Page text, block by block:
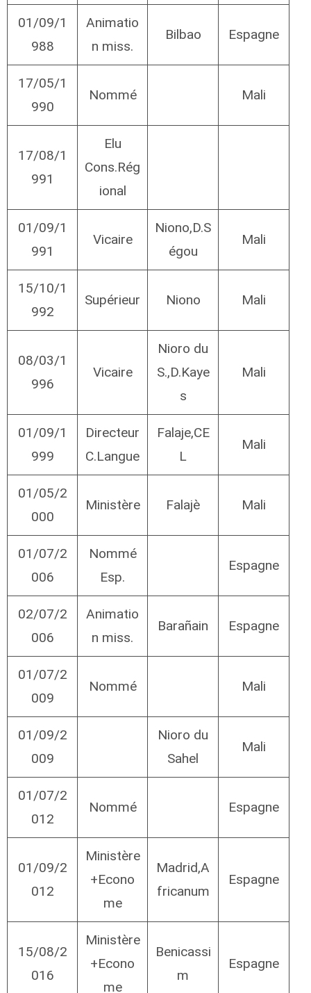
01/09/1
988
Animatio
n miss.
Bilbao Espagne
17/05/1
990
Nommé Mali
17/08/1
991
Elu
Cons.Rég
ional
01/09/1
991
Vicaire
Niono,D.S
égou
Mali
15/10/1
992
Supérieur Niono Mali
08/03/1
996
Vicaire
Nioro du
S.,D.Kaye
s
Mali
01/09/1
999
Directeur
C.Langue
Falaje,CE
L
Mali
01/05/2
000
Ministère Falajè Mali
01/07/2
006
Nommé
Esp.
Espagne
02/07/2
006
Animatio
n miss.
Barañain Espagne
01/07/2
009
Nommé Mali
01/09/2
009
Nioro du
Sahel
Mali
01/07/2
012
Nommé Espagne
01/09/2
012
Ministère
+Econo
me
Madrid,A
fricanum
Espagne
15/08/2
016
Ministère
+Econo
me
Benicassi
m
Espagne